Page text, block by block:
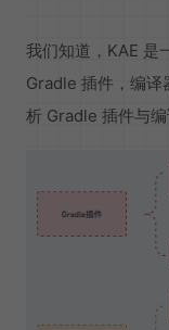
我们知道，KAE 是
Gradle 插件，编译
析 Gradle 插件与